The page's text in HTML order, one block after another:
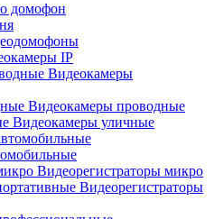
домофон
IP
Видеокамеры
Видеокамеры проводные
Видеокамеры уличные
Видеорегистраторы микро
Видеорегистраторы